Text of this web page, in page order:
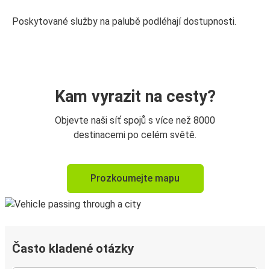
Poskytované služby na palubě podléhají dostupnosti.
Kam vyrazit na cesty?
Objevte naši síť spojů s více než 8000
destinacemi po celém světě.
Prozkoumejte mapu
Často kladené otázky